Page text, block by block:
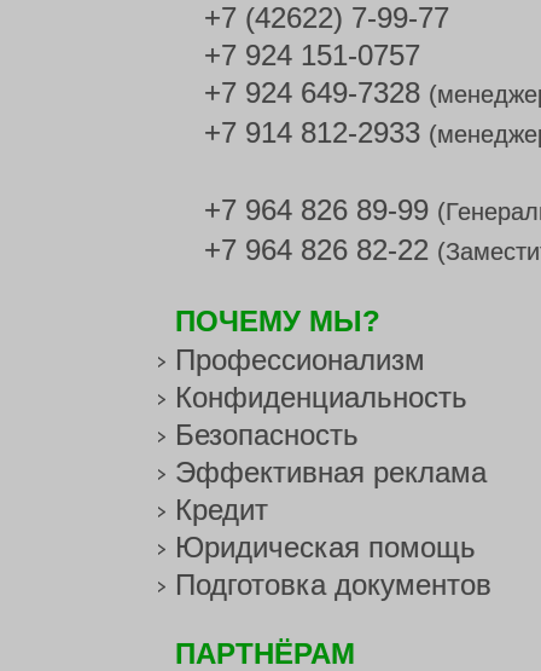
+7 (42622) 7-99-77
+7 924 151-0757
+7 924 649-7328
+7 914 812-2933
+7 964 826 89-99
+7 964 826 82-22
ПОЧЕМУ МЫ?
Профессионализм
Конфиденциальность
Безопасность
Эффективная реклама
Кредит
Юридическая помощь
Подготовка документов
ПАРТНЁРАМ